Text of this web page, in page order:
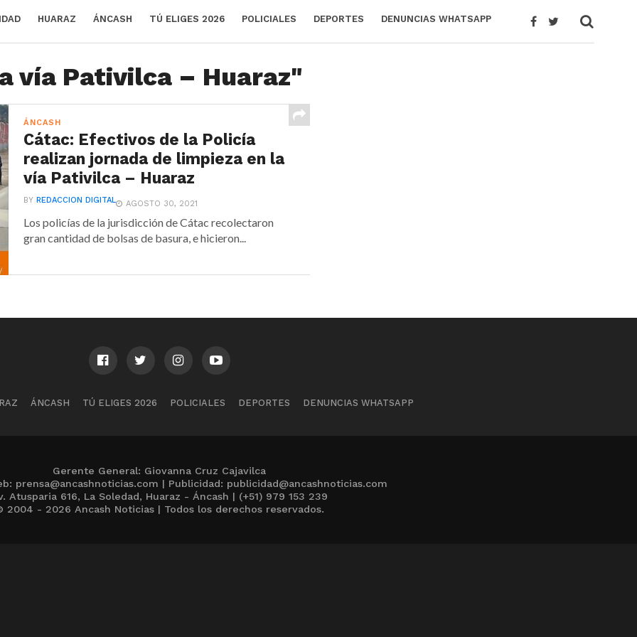
HUARAZ ÁNCASH TÚ ELIGES 2026 POLICIALES DEPORTES DENUNCIAS WHATSAPP
vía Pativilca – Huaraz"
ÁNCASH
Cátac: Efectivos de la Policía
realizan jornada de limpieza en la
vía Pativilca – Huaraz
BYREDACCION DIGITAL AGOSTO 30, 2021
Los policías de la jurisdicción de Cátac recolectaron
gran cantidad de bolsas de basura, e hicieron...
ÁNCASH TÚ ELIGES 2026 POLICIALES DEPORTES DENUNCIAS WHATSAPP
Gerente General: Giovanna Cruz Cajavilca
prensa@ancashnoticias.com | Publicidad: publicidad@ancashnoticias.com
Atusparia 616, La Soledad, Huaraz - Áncash | (+51) 979 153 239
2004 - 2026 Ancash Noticias | Todos los derechos reservados.